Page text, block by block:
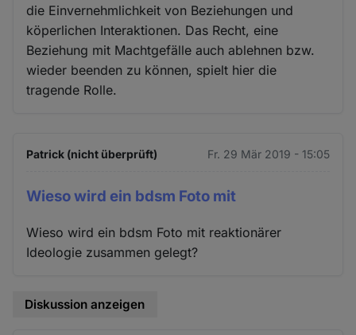
die Einvernehmlichkeit von Beziehungen und
köperlichen Interaktionen. Das Recht, eine
Beziehung mit Machtgefälle auch ablehnen bzw.
wieder beenden zu können, spielt hier die
tragende Rolle.
Patrick (nicht überprüft) Fr. 29 Mär 2019 - 15:05
Wieso wird ein bdsm Foto mit
Wieso wird ein bdsm Foto mit reaktionärer
Ideologie zusammen gelegt?
Diskussion anzeigen